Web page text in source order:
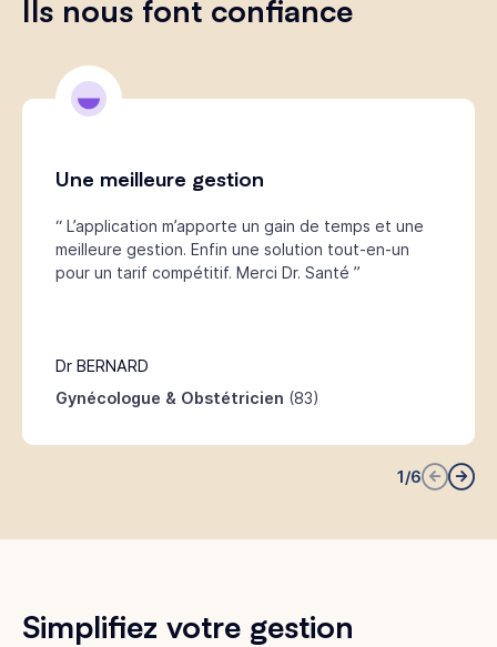
Ils nous font confiance
1/6
Une meilleure gestion
“ L’application m’apporte un gain de temps et une
meilleure gestion. Enfin une solution tout-en-un
pour un tarif compétitif. Merci Dr. Santé ”
Dr BERNARD
Gynécologue & Obstétricien (83)
Simplifiez votre gestion